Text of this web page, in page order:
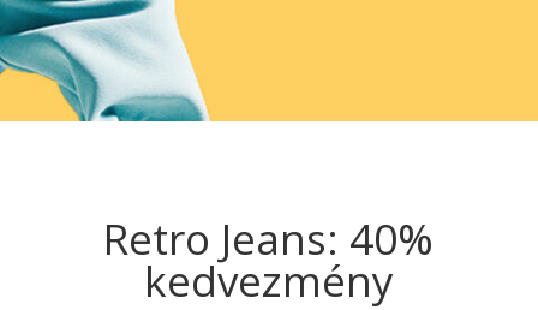
Retro Jeans: 40%
kedvezmény